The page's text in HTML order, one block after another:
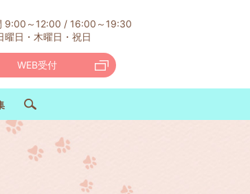
9:00～12:00 / 16:00～19:30
日・木曜日・祝日
WEB受付
search